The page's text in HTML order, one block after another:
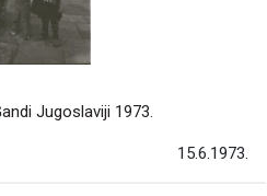
Jugoslaviji 1973.
15.6.1973.